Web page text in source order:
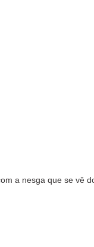
a nesga que se vê do